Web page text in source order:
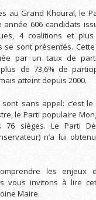
au Grand Khoural, le
année 606 candidats
4 coalitions et
se sont présentés.
par un taux de
de 73,6% de
atteint depuis 2000.
sans appel: c’est
le Parti populaire
sièges. Le Parti
n’a lui
les enjeux
vous invitons à lire
Maire.